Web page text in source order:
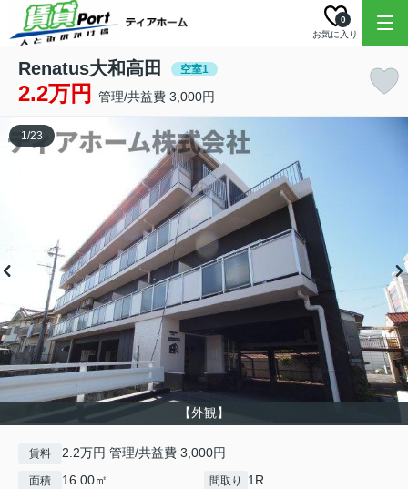
お気に入り
0
Renatus大和高田 空室1
2.2万円 管理/共益費 3,000円
【外観】
1/23
賃料 2.2万円 管理/共益費 3,000円
面積 16.00㎡ 間取り 1R